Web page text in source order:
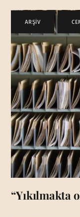
ARŞİV
“Yıkılmakta